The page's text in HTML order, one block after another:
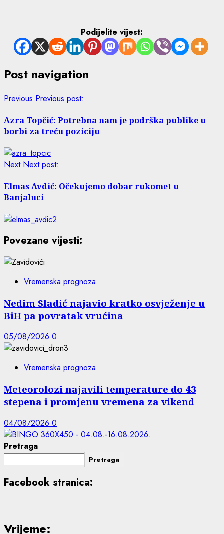
Podijelite vijest:
Post navigation
Previous Previous post:
Azra Topčić: Potrebna nam je podrška publike u
borbi za treću poziciju
Next Next post:
Elmas Avdić: Očekujemo dobar rukomet u
Banjaluci
Povezane vijesti:
Vremenska prognoza
Nedim Sladić najavio kratko osvježenje u
BiH pa povratak vrućina
05/08/2026 0
Vremenska prognoza
Meteorolozi najavili temperature do 43
stepena i promjenu vremena za vikend
04/08/2026 0
Pretraga
Pretraga
Facebook stranica:
Vrijeme: